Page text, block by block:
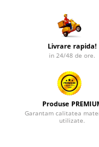
Livrare rapida!
in 24/48 de ore.
Produse
Garantam calitatea
utilizate.